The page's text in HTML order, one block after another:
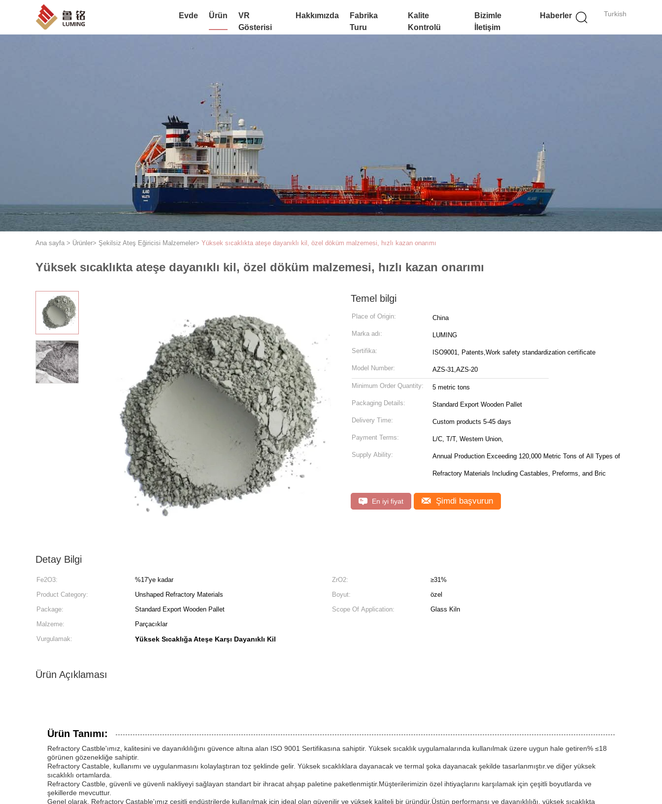
Turkish
Evde Ürün
VR
Gösterisi
Hakkımızda
Fabrika
Turu
Kalite
Kontrolü
Bizimle
İletişim
Haberler
Ana sayfa > Ürünler> Şekilsiz Ateş Eğiricisi Malzemeler> Yüksek sıcaklıkta ateşe dayanıklı kil, özel döküm malzemesi, hızlı kazan onarımı
Yüksek sıcaklıkta ateşe dayanıklı kil, özel döküm malzemesi, hızlı kazan onarımı
Temel bilgi
Place of Origin: China
Marka adı: LUMING
Sertifika: ISO9001, Patents,Work safety standardization certificate
Model Number: AZS-31,AZS-20
Minimum Order Quantity: 5 metric tons
Packaging Details: Standard Export Wooden Pallet
Delivery Time: Custom products 5-45 days
Payment Terms: L/C, T/T, Western Union,
Supply Ability: Annual Production Exceeding 120,000 Metric Tons of All Types of
Refractory Materials Including Castables, Preforms, and Bric
En iyi fiyat Şimdi başvurun
Detay Bilgi
Fe2O3: %17'ye kadar ZrO2:
≥31%
Product Category:
Unshaped Refractory Materials Boyut:
özel
Package:
Standard Export Wooden Pallet Scope Of Application:
Glass Kiln
Malzeme:
Parçacıklar
Vurgulamak:
Yüksek Sıcaklığa Ateşe Karşı Dayanıklı Kil
Ürün Açıklaması
Ürün Tanımı:
Refractory Castble'ımız, kalitesini ve dayanıklılığını güvence altına alan ISO 9001 Sertifikasına sahiptir. Yüksek sıcaklık uygulamalarında kullanılmak üzere uygun hale getiren% ≤18
görünen gözenekliğe sahiptir.
Refractory Castable, kullanımı ve uygulanmasını kolaylaştıran toz şeklinde gelir. Yüksek sıcaklıklara dayanacak ve termal şoka dayanacak şekilde tasarlanmıştır.ve diğer yüksek
sıcaklıklı ortamlarda.
Refractory Castble, güvenli ve güvenli nakliyeyi sağlayan standart bir ihracat ahşap paletine paketlenmiştir.Müşterilerimizin özel ihtiyaçlarını karşılamak için çeşitli boyutlarda ve
şekillerde mevcuttur.
Genel olarak, Refractory Castable'ımız çeşitli endüstrilerde kullanılmak için ideal olan güvenilir ve yüksek kaliteli bir üründür.Üstün performansı ve dayanıklılığı, yüksek sıcaklıkta